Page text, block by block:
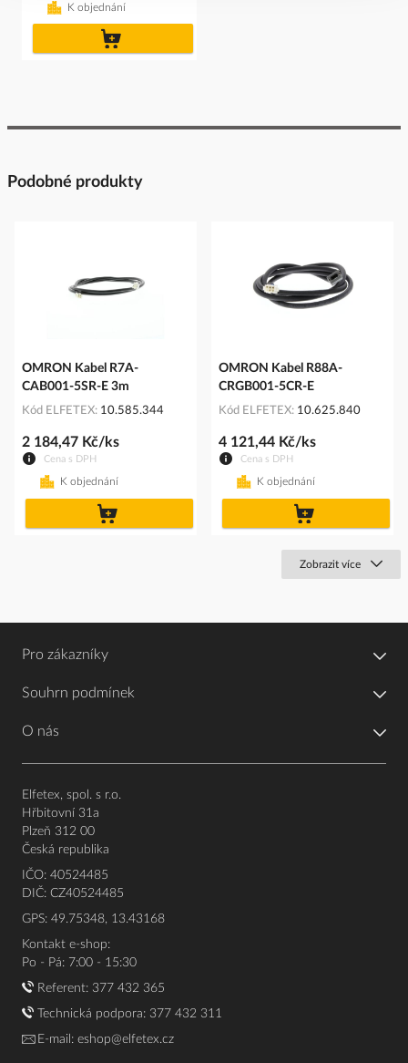
K objednání
Podobné produkty
OMRON Kabel R7A-
CAB001-5SR-E 3m
Kód ELFETEX 10.585.344
Cena s DPH
2 184,47 Kč/ks
K objednání
OMRON Kabel R88A-
CRGB001-5CR-E
Kód ELFETEX 10.625.840
Cena s DPH
4 121,44 Kč/ks
K objednání
Zobrazit více
Pro zákazníky
Souhrn podmínek
O nás
Elfetex, spol. s r.o.
Hřbitovní 31a
Plzeň 312 00
Česká republika
IČO: 40524485
DIČ: CZ40524485
GPS: 49.75348, 13.43168
Kontakt e-shop:
Po - Pá: 7:00 - 15:30
Referent: 377 432 365
Technická podpora: 377 432 311
E-mail: eshop@elfetex.cz